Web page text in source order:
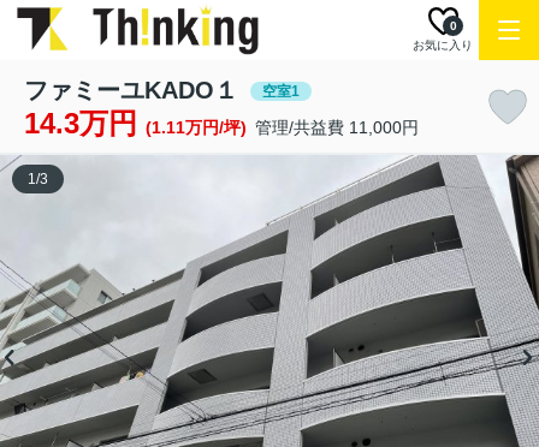
お気に入り
0
ファミーユKADO１ 空室1
14.3万円 (1.11万円/坪) 管理/共益費 11,000円
1/3